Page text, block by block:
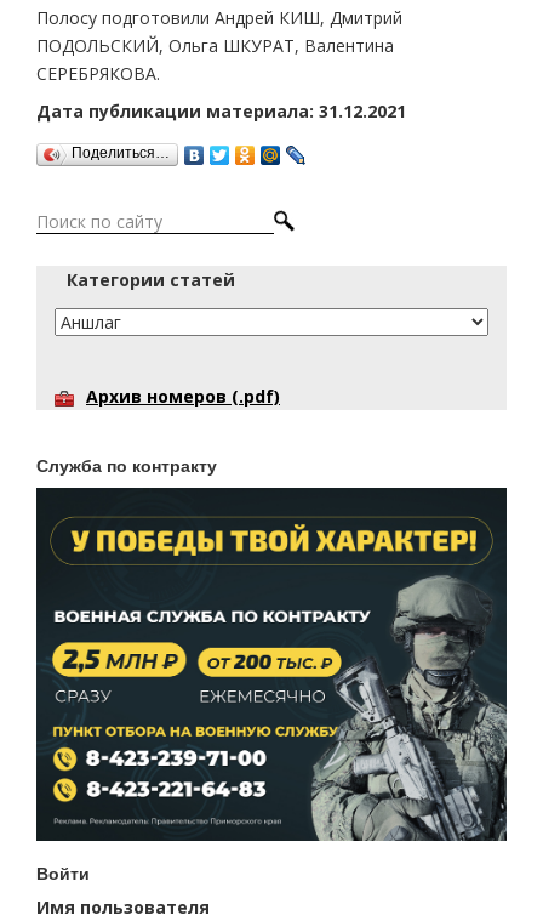
Полосу подготовили Андрей КИШ, Дмитрий
ПОДОЛЬСКИЙ, Ольга ШКУРАТ, Валентина
СЕРЕБРЯКОВА.
Дата публикации материала: 31.12.2021
Поделиться…
Категории статей
Архив номеров (.pdf)
Служба по контракту
Войти
Имя пользователя